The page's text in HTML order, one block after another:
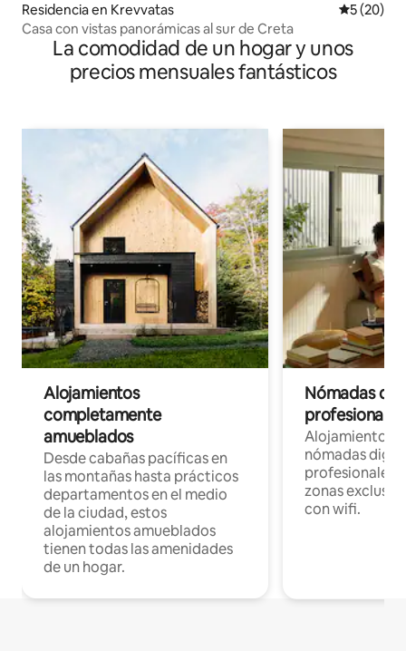
Residencia en Krevvatas
5 (20)
Casa con vistas panorámicas al sur de Creta
La comodidad de un hogar y unos
precios mensuales fantásticos
Alojamientos
completamente
amueblados
Desde cabañas pacíficas en
las montañas hasta prácticos
departamentos en el medio
de la ciudad, estos
alojamientos amueblados
tienen todas las amenidades
de un hogar.
Nómadas
Alojamientos
nómadas
profesionales
zonas
con wifi.